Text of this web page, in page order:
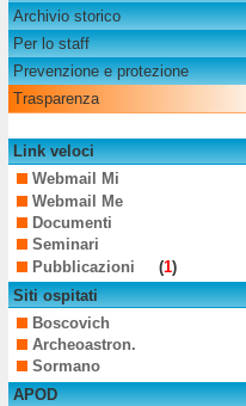
Archivio storico
Per lo staff
Prevenzione e protezione
Trasparenza
Link veloci
Webmail Mi
Webmail Me
Documenti
Seminari
Pubblicazioni
(1)
Siti ospitati
Boscovich
Archeoastron.
Sormano
APOD